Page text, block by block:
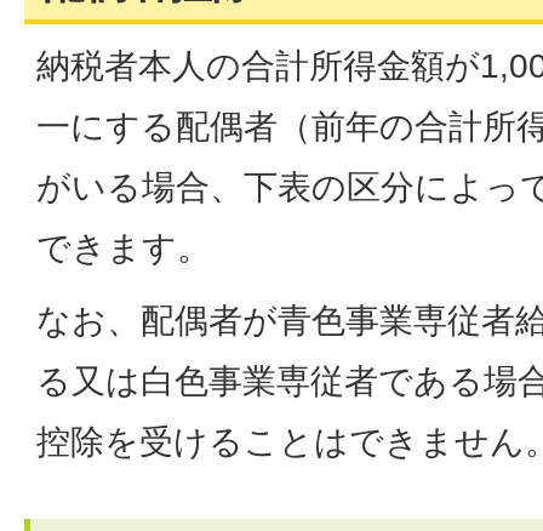
納税者本人の合計所得金額が
一にする配偶者（前年の合計所
がいる場合、下表の区分によっ
できます。
なお、配偶者が青色事業専従者
る又は白色事業専従者である場
控除を受けることはできません